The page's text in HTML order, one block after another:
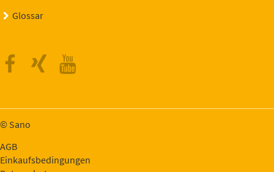
Glossar
Facebook
Xing
© Sano
AGB
Einkaufsbedingungen